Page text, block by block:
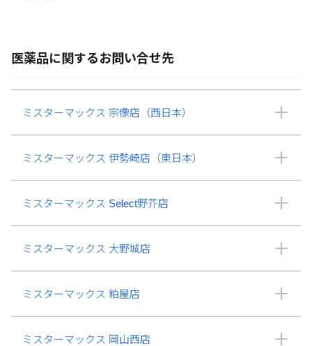
医薬品に関するお問い合せ先
ミスターマックス 宗像店（西日本）
ミスターマックス 伊勢崎店（東日本）
ミスターマックス Select野芥店
ミスターマックス 大野城店
ミスターマックス 粕屋店
ミスターマックス 岡山西店